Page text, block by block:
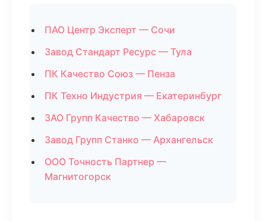
ПАО Центр Эксперт — Сочи
Завод Стандарт Ресурс — Тула
ПК Качество Союз — Пенза
ПК Техно Индустрия — Екатеринбург
ЗАО Групп Качество — Хабаровск
Завод Групп Станко — Архангельск
ООО Точность Партнер —
Магнитогорск